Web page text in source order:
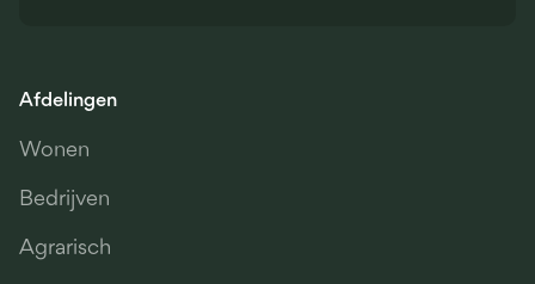
Afdelingen
Wonen
Bedrijven
Agrarisch